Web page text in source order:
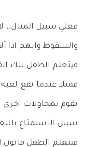
فعلي سبيل المثال..
والسقوط وانهم اذا
فيتعلم الطفل تلك
فمثلا عندما تقع
يقوم بمحاولات
سبيل الاستمتاع
فيتعلم الطفل قانون